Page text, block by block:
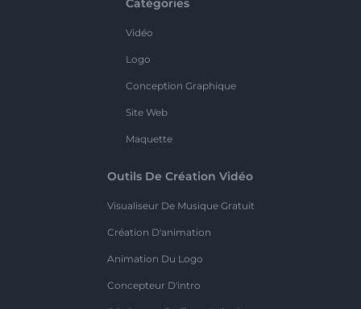
Catégories
Vidéo
Logo
Conception Graphique
Site Web
Maquette
Outils De Création Vidéo
Visualiseur De Musique Gratuit
Création D'animation
Animation Du Logo
Concepteur D'intro